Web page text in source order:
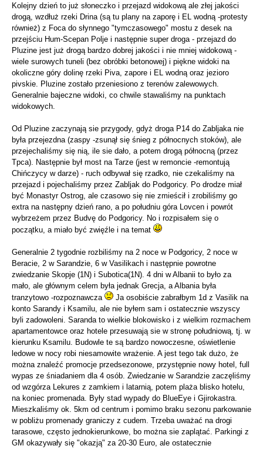
Kolejny dzień to już słoneczko i przejazd widokową ale złej jakości
drogą, wzdłuż rzeki Drina (są tu plany na zaporę i EL wodną -protesty
również) z Foca do słynnego "tymczasowego" mostu z desek na
przejściu Hum-Scepan Polje i następnie super droga - przejazd do
Pluzine jest już drogą bardzo dobrej jakości i nie mniej widokową -
wiele surowych tuneli (bez obróbki betonowej) i piękne widoki na
okoliczne góry dolinę rzeki Piva, zapore i EL wodną oraz jezioro
pivskie. Pluzine zostało przeniesiono z terenów zalewowych.
Generalnie bajeczne widoki, co chwile stawaliśmy na punktach
widokowych.
Od Pluzine zaczynają sie przygody, gdyż droga P14 do Zabljaka nie
była przejezdna (zaspy -zsunął się śnieg z północnych stoków), ale
przejechaliśmy się nią, ile sie dało, a potem drogą północną (przez
Tpca). Następnie był most na Tarze (jest w remoncie -remontują
Chińczycy w darze) - ruch odbywał się rzadko, nie czekaliśmy na
przejazd i pojechaliśmy przez Zabljak do Podgoricy. Po drodze miał
być Monastyr Ostrog, ale czasowo się nie zmieścił i zrobiliśmy go
extra na następny dzień rano, a po południu góra Lovcen i powrót
wybrzeżem przez Budvę do Podgoricy. No i rozpisałem się o
początku, a miało być zwięźle i na temat
Generalnie 2 tygodnie rozbiliśmy na 2 noce w Podgoricy, 2 noce w
Beracie, 2 w Sarandzie, 6 w Vasilikach i następnie powrotne
zwiedzanie Skopje (1N) i Subotica(1N). 4 dni w Albanii to było za
mało, ale głównym celem była jednak Grecja, a Albania była
tranzytowo -rozpoznawcza
Ja osobiście zabrałbym 1d z Vasilik na
konto Sarandy i Ksamilu, ale nie byłem sam i ostatecznie wszyscy
byli zadowoleni. Saranda to wielkie blokowisko i z wielkim rozmachem
apartamentowce oraz hotele przesuwają sie w stronę południową, tj. w
kierunku Ksamilu. Budowle te są bardzo nowoczesne, oświetlenie
ledowe w nocy robi niesamowite wrażenie. A jest tego tak dużo, że
można znaleźć promocje przedsezonowe, przystępnie nowy hotel, full
wypas ze śniadaniem dla 4 osób. Zwiedzanie w Sarandzie zaczęliśmy
od wzgórza Lekures z zamkiem i latarnią, potem plaża blisko hotelu,
na koniec promenada. Były stad wypady do BlueEye i Gjirokastra.
Mieszkaliśmy ok. 5km od centrum i pomimo braku sezonu parkowanie
w pobliżu promenady graniczy z cudem. Trzeba uważać na drogi
tarasowe, często jednokierunkowe, bo można sie zaplątać. Parkingi z
GM okazywały się "okazją" za 20-30 Euro, ale ostatecznie